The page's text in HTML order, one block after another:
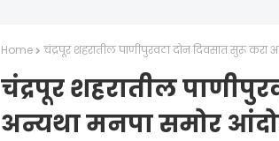
Home चंद्रपूर शहरातील पाणीपुरवठा दोन दिवसात सुरू
चंद्रपूर शहरातील
अन्यथा मनपा समोर